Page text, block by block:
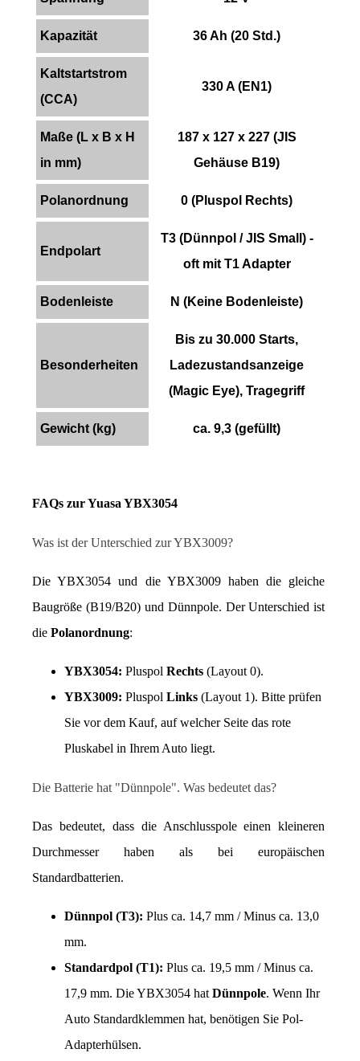
Kapazität 36 Ah (20 Std.)
Kaltstartstrom
(CCA)
330 A (EN1)
Maße (L x B x H
in mm)
187 x 127 x 227 (JIS
Gehäuse B19)
Polanordnung 0 (Pluspol Rechts)
Endpolart
T3 (Dünnpol / JIS Small) -
oft mit T1 Adapter
Bodenleiste N (Keine Bodenleiste)
Besonderheiten
Bis zu 30.000 Starts,
Ladezustandsanzeige
(Magic Eye), Tragegriff
Gewicht (kg) ca. 9,3 (gefüllt)
FAQs zur Yuasa YBX3054
Was ist der Unterschied zur YBX3009?
Die YBX3054 und die YBX3009 haben die gleiche
Baugröße (B19/B20) und Dünnpole. Der Unterschied ist
die Polanordnung:
YBX3054: Pluspol Rechts (Layout 0).
YBX3009: Pluspol Links (Layout 1). Bitte prüfen
Sie vor dem Kauf, auf welcher Seite das rote
Pluskabel in Ihrem Auto liegt.
Die Batterie hat "Dünnpole". Was bedeutet das?
Das bedeutet, dass die Anschlusspole einen kleineren
Durchmesser haben als bei europäischen
Standardbatterien.
Dünnpol (T3): Plus ca. 14,7 mm / Minus ca. 13,0
mm.
Standardpol (T1): Plus ca. 19,5 mm / Minus ca.
17,9 mm. Die YBX3054 hat Dünnpole. Wenn Ihr
Auto Standardklemmen hat, benötigen Sie Pol-
Adapterhülsen.